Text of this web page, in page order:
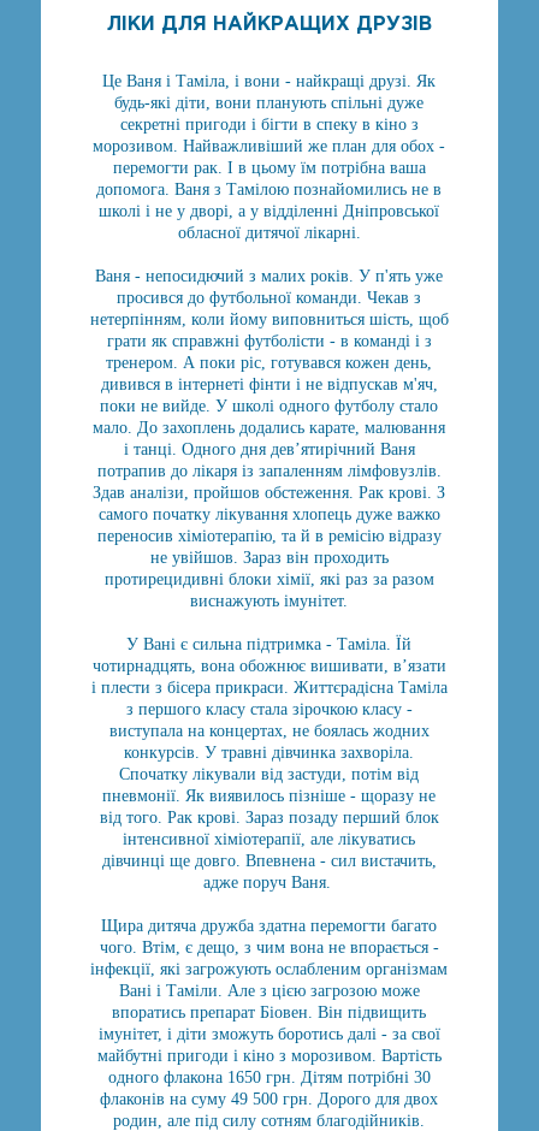
ЛІКИ ДЛЯ НАЙКРАЩИХ ДРУЗІВ
Це Ваня і Таміла, і вони - найкращі друзі. Як
будь-які діти, вони планують спільні дуже
секретні пригоди і бігти в спеку в кіно з
морозивом. Найважливіший же план для обох -
перемогти рак. І в цьому їм потрібна ваша
допомога. Ваня з Тамілою познайомились не в
школі і не у дворі, а у відділенні Дніпровської
обласної дитячої лікарні.
Ваня - непосидючий з малих років. У п'ять уже
просився до футбольної команди. Чекав з
нетерпінням, коли йому виповниться шість, щоб
грати як справжні футболісти - в команді і з
тренером. А поки ріс, готувався кожен день,
дивився в інтернеті фінти і не відпускав м'яч,
поки не вийде. У школі одного футболу стало
мало. До захоплень додались карате, малювання
і танці. Одного дня дев’ятирічний Ваня
потрапив до лікаря із запаленням лімфовузлів.
Здав аналізи, пройшов обстеження. Рак крові. З
самого початку лікування хлопець дуже важко
переносив хіміотерапію, та й в ремісію відразу
не увійшов. Зараз він проходить
протирецидивні блоки хімії, які раз за разом
виснажують імунітет.
У Вані є сильна підтримка - Таміла. Їй
чотирнадцять, вона обожнює вишивати, в’язати
і плести з бісера прикраси. Життєрадісна Таміла
з першого класу стала зірочкою класу -
виступала на концертах, не боялась жодних
конкурсів. У травні дівчинка захворіла.
Спочатку лікували від застуди, потім від
пневмонії. Як виявилось пізніше - щоразу не
від того. Рак крові. Зараз позаду перший блок
інтенсивної хіміотерапії, але лікуватись
дівчинці ще довго. Впевнена - сил вистачить,
адже поруч Ваня.
Щира дитяча дружба здатна перемогти багато
чого. Втім, є дещо, з чим вона не впорається -
інфекції, які загрожують ослабленим організмам
Вані і Таміли. Але з цією загрозою може
впоратись препарат Біовен. Він підвищить
імунітет, і діти зможуть боротись далі - за свої
майбутні пригоди і кіно з морозивом. Вартість
одного флакона 1650 грн. Дітям потрібні 30
флаконів на суму 49 500 грн. Дорого для двох
родин, але під силу сотням благодійників.